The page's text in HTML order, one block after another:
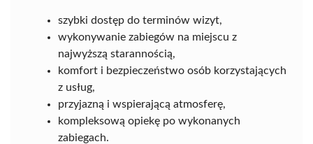
szybki dostęp do terminów wizyt,
wykonywanie zabiegów na miejscu z
najwyższą starannością,
komfort i bezpieczeństwo osób korzystających
z usług,
przyjazną i wspierającą atmosferę,
kompleksową opiekę po wykonanych
zabiegach.